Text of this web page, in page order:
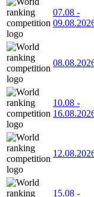
07.08 -
10.08 -
15.08 -